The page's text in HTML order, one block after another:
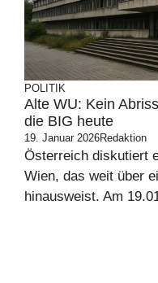
POLITIK
Alte WU: Kein
die BIG heute
19. Januar 2026Redaktion
Österreich diskutiert
Wien, das weit über
hinausweist. Am